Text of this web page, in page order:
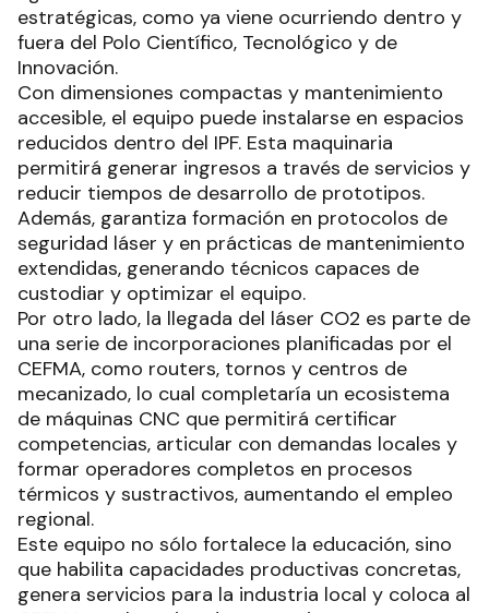
estratégicas, como ya viene ocurriendo dentro y
fuera del Polo Científico, Tecnológico y de
Innovación.
Con dimensiones compactas y mantenimiento
accesible, el equipo puede instalarse en espacios
reducidos dentro del IPF. Esta maquinaria
permitirá generar ingresos a través de servicios y
reducir tiempos de desarrollo de prototipos.
Además, garantiza formación en protocolos de
seguridad láser y en prácticas de mantenimiento
extendidas, generando técnicos capaces de
custodiar y optimizar el equipo.
Por otro lado, la llegada del láser CO2 es parte de
una serie de incorporaciones planificadas por el
CEFMA, como routers, tornos y centros de
mecanizado, lo cual completaría un ecosistema
de máquinas CNC que permitirá certificar
competencias, articular con demandas locales y
formar operadores completos en procesos
térmicos y sustractivos, aumentando el empleo
regional.
Este equipo no sólo fortalece la educación, sino
que habilita capacidades productivas concretas,
genera servicios para la industria local y coloca al